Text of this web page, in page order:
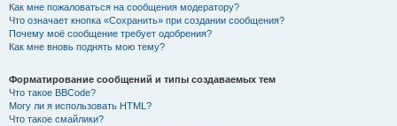
Как мне пожаловаться на сообщения модератору?
Что означает кнопка «Сохранить» при создании сообщения?
Почему моё сообщение требует одобрения?
Как мне вновь поднять мою тему?
Форматирование сообщений и типы создаваемых тем
Что такое BBCode?
Могу ли я использовать HTML?
Что такое смайлики?